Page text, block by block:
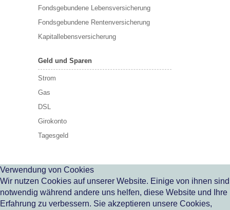
Fondsgebundene Lebensversicherung
Fondsgebundene Rentenversicherung
Kapitallebensversicherung
Geld und Sparen
Strom
Gas
DSL
Girokonto
Tagesgeld
Verwendung von Cookies
Wir nutzen Cookies auf unserer Website. Einige von ihnen sind
notwendig während andere uns helfen, diese Website und Ihre
Erfahrung zu verbessern. Sie akzeptieren unsere Cookies,